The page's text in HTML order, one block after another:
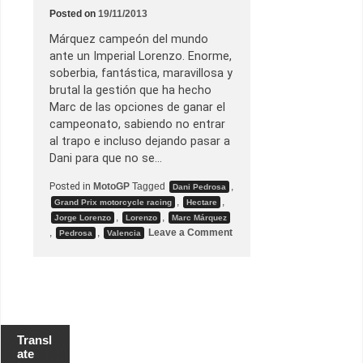
a
l
e
a
s
r
a
s
a
P
e
d
Posted on 19/11/2013
Márquez campeón del mundo
ante un Imperial Lorenzo. Enorme,
soberbia, fantástica, maravillosa y
brutal la gestión que ha hecho
Marc de las opciones de ganar el
campeonato, sabiendo no entrar
al trapo e incluso dejando pasar a
Dani para que no se…
Posted in MotoGP Tagged Dani Pedrosa
Grand Prix motorcycle racing Hectare
Jorge Lorenzo Lorenzo Marc Márquez
Pedrosa Valencia Leave a Commento
Transl
ate